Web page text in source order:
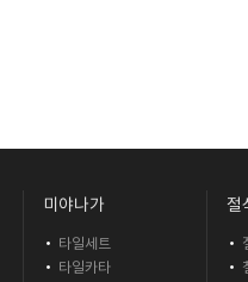
미야나가
타일세트
타일카타
절